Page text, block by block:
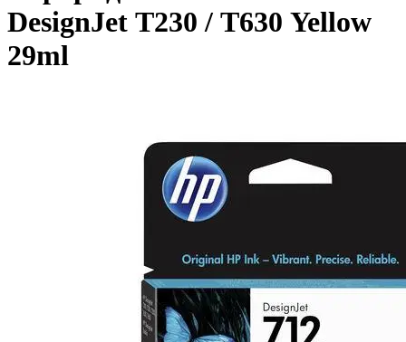
DesignJet Т230 / Т630 Yellow
29ml